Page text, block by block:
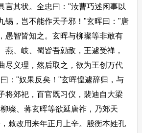
言其状。全忠曰："汝曹巧述闲事以
锡，岂不能作天子邪！"玄晖曰："唐
愚智皆知之。玄晖与柳璨等非敢有
燕、岐、蜀皆吾勍敌，王遽受禅，
尽义理，然后取之，欲为王创万代
："奴果反矣！"玄晖惶遽辞归，与
将郊祀，百官既习仪，裴迪自大梁
璨、蒋玄晖等欲延唐祚，乃郊天
敕改用来年正月上辛。殷衡本姓孔